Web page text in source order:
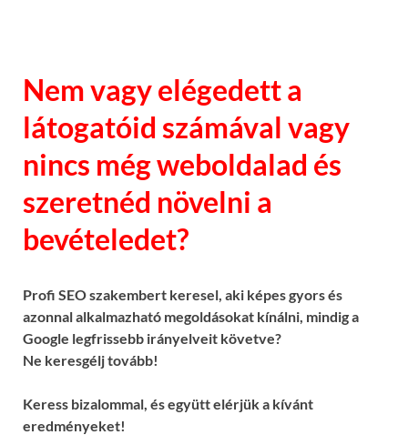
Nem vagy elégedett a
látogatóid számával vagy
nincs még weboldalad és
szeretnéd növelni a
bevételedet?
Profi SEO szakembert keresel, aki képes gyors és
azonnal alkalmazható megoldásokat kínálni, mindig a
Google legfrissebb irányelveit követve?
Ne keresgélj tovább!
Keress bizalommal, és együtt elérjük a kívánt
eredményeket!